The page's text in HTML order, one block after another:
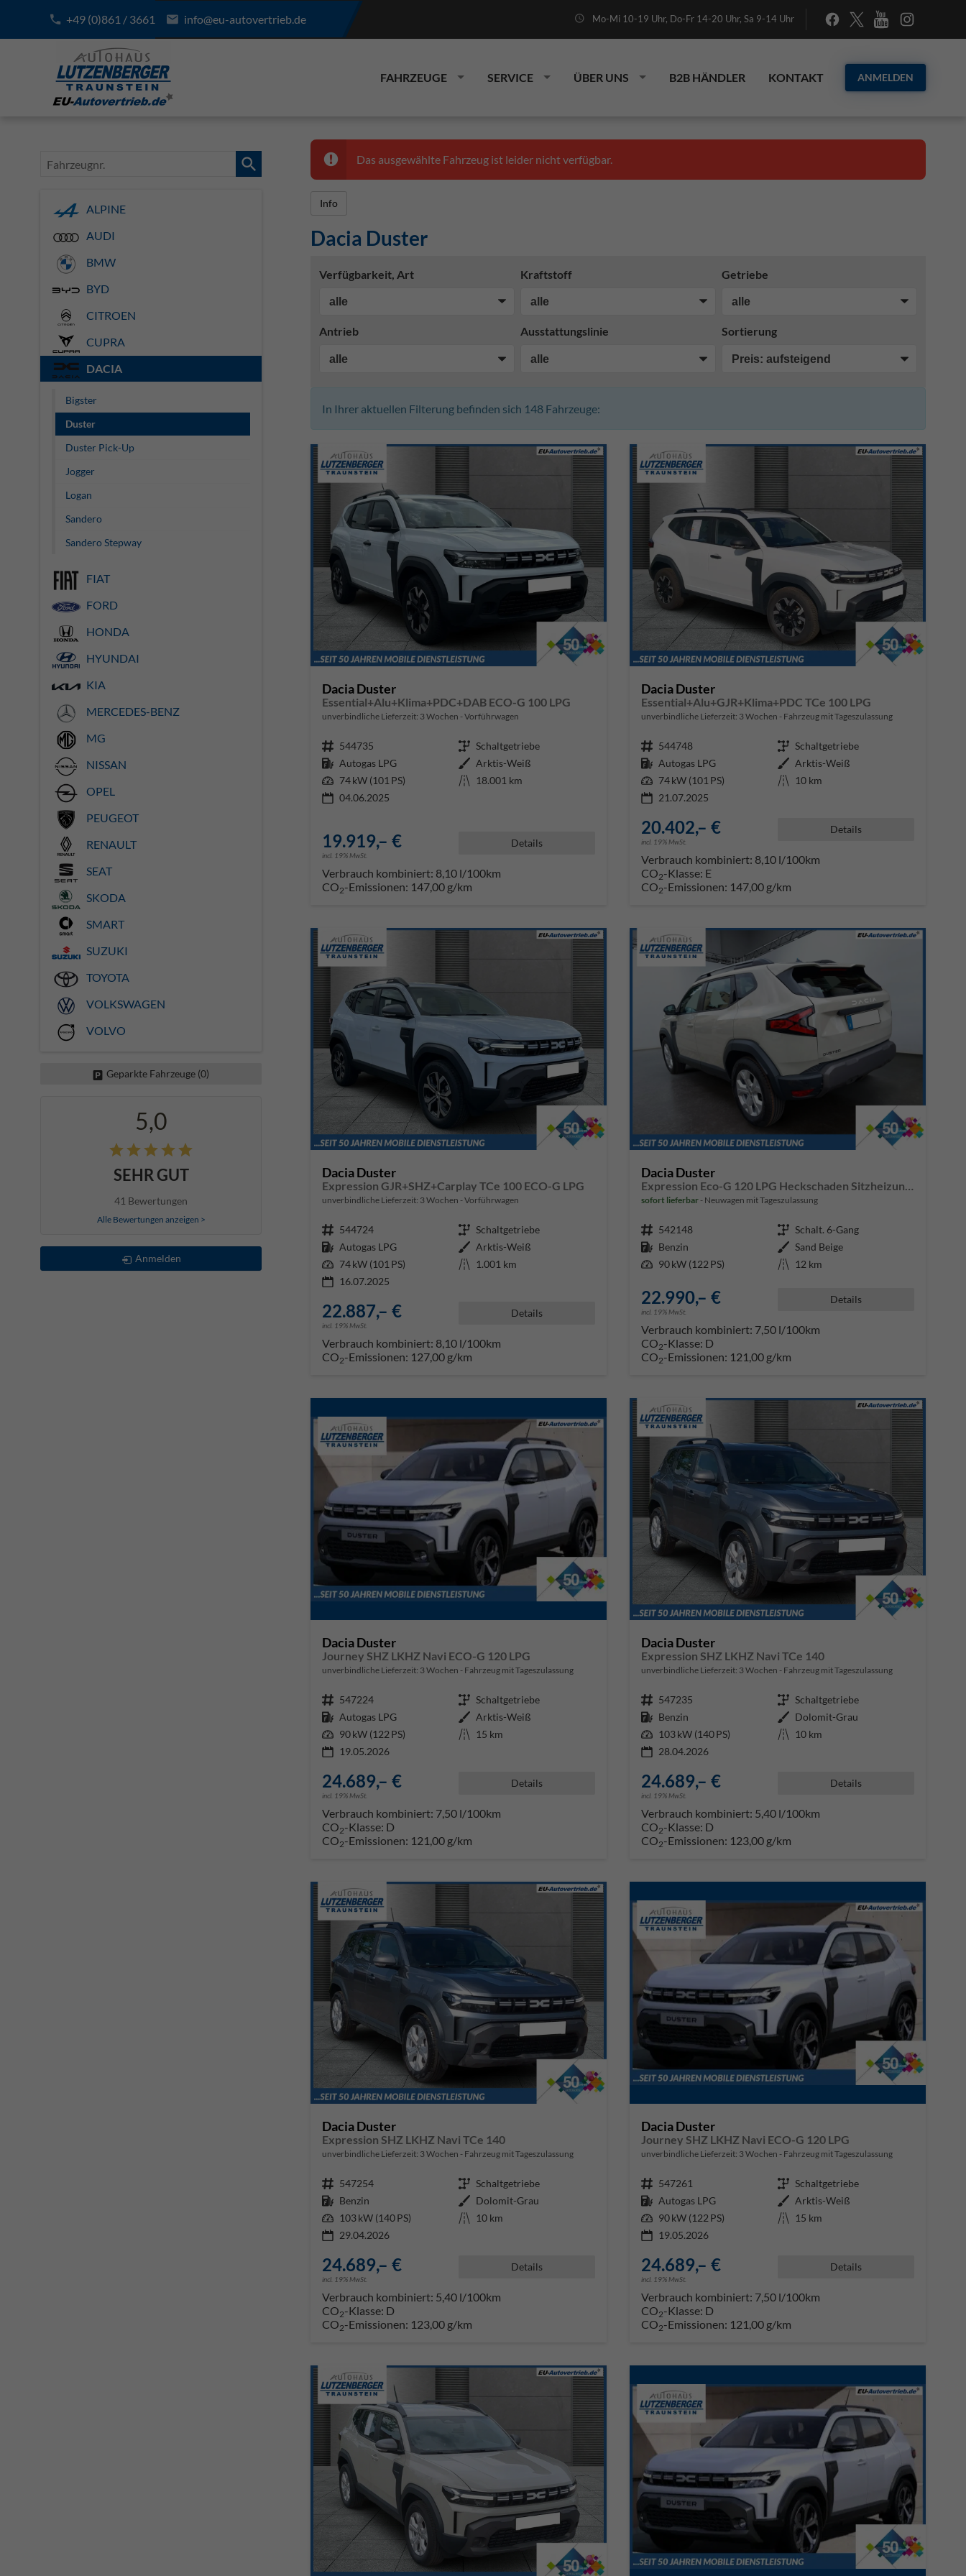
+49 (0)861 / 3661 info@eu-autovertrieb.de Mo-Mi 10-19 Uhr, Do-Fr 14-20 Uhr, Sa 9-14 Uhr
FAHRZEUGE SERVICE ÜBER UNS B2B HÄNDLER KONTAKT ANMELDEN
Das ausgewählte Fahrzeug ist leider nicht verfügbar.
Info
Dacia Duster
Verfügbarkeit, Art Kraftstoff Getriebe
Antrieb Ausstattungslinie Sortierung
In Ihrer aktuellen Filterung befinden sich 148Fahrzeuge:
Dacia Duster
Essential+Alu+Klima+PDC+DAB ECO-G 100 LPG
unverbindliche Lieferzeit: 3 Wochen Vorführwagen
Fahrzeugnr. 544735 Getriebe Schaltgetriebe
Kraftstoff Autogas LPG Außenfarbe Arktis-Weiß
Leistung 74 kW (101 PS) Kilometerstand 18.001 km
04.06.2025
19.919,– €
incl. 19% MwSt.
Details
Verbrauch kombiniert: 8,10 l/100km
CO2-Emissionen: 147,00 g/km
Dacia Duster
Essential+Alu+GJR+Klima+PDC TCe 100 LPG
unverbindliche Lieferzeit: 3 Wochen Fahrzeug mit Tageszulassung
Fahrzeugnr. 544748 Getriebe Schaltgetriebe
Kraftstoff Autogas LPG Außenfarbe Arktis-Weiß
Leistung 74 kW (101 PS) Kilometerstand 10 km
21.07.2025
20.402,– €
incl. 19% MwSt.
Details
Verbrauch kombiniert: 8,10 l/100km
CO2-Klasse: E
CO2-Emissionen: 147,00 g/km
Dacia Duster
Expression GJR+SHZ+Carplay TCe 100 ECO-G LPG
unverbindliche Lieferzeit: 3 Wochen Vorführwagen
Fahrzeugnr. 544724 Getriebe Schaltgetriebe
Kraftstoff Autogas LPG Außenfarbe Arktis-Weiß
Leistung 74 kW (101 PS) Kilometerstand 1.001 km
16.07.2025
22.887,– €
incl. 19% MwSt.
Details
Verbrauch kombiniert: 8,10 l/100km
CO2-Emissionen: 127,00 g/km
Dacia Duster
Expression Eco-G 120 LPG Heckschaden Sitzheizung Lenkradheizung Beifahrersitz mit Höhenverstellung
sofort lieferbar Neuwagen mit Tageszulassung
Fahrzeugnr. 542148 Getriebe Schalt. 6-Gang
Kraftstoff Benzin Außenfarbe Sand Beige
Leistung 90 kW (122 PS) Kilometerstand 12 km
22.990,– €
incl. 19% MwSt.
Details
Verbrauch kombiniert: 7,50 l/100km
CO2-Klasse: D
CO2-Emissionen: 121,00 g/km
Dacia Duster
Journey SHZ LKHZ Navi ECO-G 120 LPG
unverbindliche Lieferzeit: 3 Wochen Fahrzeug mit Tageszulassung
Fahrzeugnr. 547224 Getriebe Schaltgetriebe
Kraftstoff Autogas LPG Außenfarbe Arktis-Weiß
Leistung 90 kW (122 PS) Kilometerstand 15 km
19.05.2026
24.689,– €
incl. 19% MwSt.
Details
Verbrauch kombiniert: 7,50 l/100km
CO2-Klasse: D
CO2-Emissionen: 121,00 g/km
Dacia Duster
Expression SHZ LKHZ Navi TCe 140
unverbindliche Lieferzeit: 3 Wochen Fahrzeug mit Tageszulassung
Fahrzeugnr. 547235 Getriebe Schaltgetriebe
Kraftstoff Benzin Außenfarbe Dolomit-Grau
Leistung 103 kW (140 PS) Kilometerstand 10 km
28.04.2026
24.689,– €
incl. 19% MwSt.
Details
Verbrauch kombiniert: 5,40 l/100km
CO2-Klasse: D
CO2-Emissionen: 123,00 g/km
Dacia Duster
Expression SHZ LKHZ Navi TCe 140
unverbindliche Lieferzeit: 3 Wochen Fahrzeug mit Tageszulassung
Fahrzeugnr. 547254 Getriebe Schaltgetriebe
Kraftstoff Benzin Außenfarbe Dolomit-Grau
Leistung 103 kW (140 PS) Kilometerstand 10 km
29.04.2026
24.689,– €
incl. 19% MwSt.
Details
Verbrauch kombiniert: 5,40 l/100km
CO2-Klasse: D
CO2-Emissionen: 123,00 g/km
Dacia Duster
Journey SHZ LKHZ Navi ECO-G 120 LPG
unverbindliche Lieferzeit: 3 Wochen Fahrzeug mit Tageszulassung
Fahrzeugnr. 547261 Getriebe Schaltgetriebe
Kraftstoff Autogas LPG Außenfarbe Arktis-Weiß
Leistung 90 kW (122 PS) Kilometerstand 15 km
19.05.2026
24.689,– €
incl. 19% MwSt.
Details
Verbrauch kombiniert: 7,50 l/100km
CO2-Klasse: D
CO2-Emissionen: 121,00 g/km
Fahrzeugnr.
ALPINE
AUDI
BMW
BYD
CITROEN
CUPRA
DACIA
Bigster
Duster
Duster Pick-Up
Jogger
Logan
Sandero
Sandero Stepway
FIAT
FORD
HONDA
HYUNDAI
KIA
MERCEDES-BENZ
MG
NISSAN
OPEL
PEUGEOT
RENAULT
SEAT
SKODA
SMART
SUZUKI
TOYOTA
VOLKSWAGEN
VOLVO
Geparkte Fahrzeuge (0)
5,0
SEHR GUT
41 Bewertungen
Alle Bewertungen anzeigen >
Anmelden